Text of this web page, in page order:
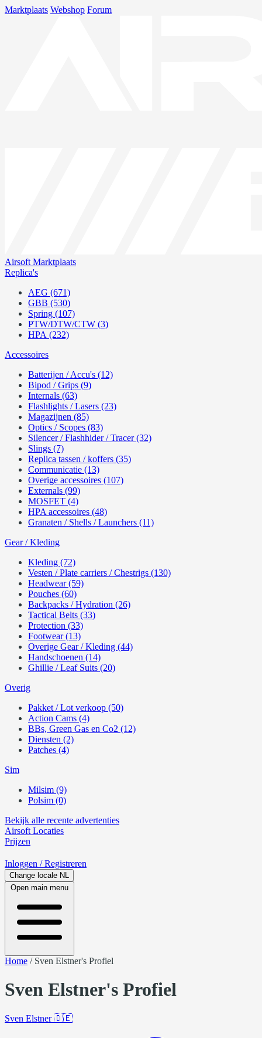
Marktplaats Webshop Forum
Airsoft Marktplaats
Replica's
AEG (671)
GBB (530)
Spring (107)
PTW/DTW/CTW (3)
HPA (232)
Accessoires
Batterijen / Accu's (12)
Bipod / Grips (9)
Internals (63)
Flashlights / Lasers (23)
Magazijnen (85)
Optics / Scopes (83)
Silencer / Flashhider / Tracer (32)
Slings (7)
Replica tassen / koffers (35)
Communicatie (13)
Overige accessoires (107)
Externals (99)
MOSFET (4)
HPA accessoires (48)
Granaten / Shells / Launchers (11)
Gear / Kleding
Kleding (72)
Vesten / Plate carriers / Chestrigs (130)
Headwear (59)
Pouches (60)
Backpacks / Hydration (26)
Tactical Belts (33)
Protection (33)
Footwear (13)
Overige Gear / Kleding (44)
Handschoenen (14)
Ghillie / Leaf Suits (20)
Overig
Pakket / Lot verkoop (50)
Action Cams (4)
BBs, Green Gas en Co2 (12)
Diensten (2)
Patches (4)
Sim
Milsim (9)
Polsim (0)
Bekijk alle recente advertenties
Airsoft Locaties
Prijzen
Inloggen / Registreren
Change locale NL
Open main menu
Home / Sven Elstner's Profiel
Sven Elstner's Profiel
Sven Elstner🇩🇪